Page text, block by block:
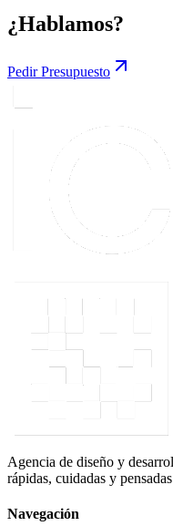
¿Hablamos?
Pedir Presupuesto
Agencia de diseño y
rápidas, cuidadas y
Navegación